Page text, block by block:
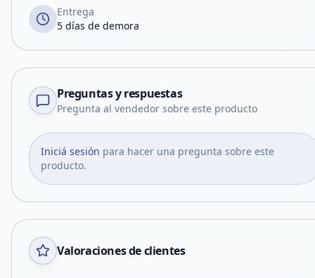
Entrega
5 días de demora
Preguntas y respuestas
Pregunta al vendedor sobre este producto
Iniciá sesión para hacer una pregunta sobre este
producto.
Valoraciones de clientes